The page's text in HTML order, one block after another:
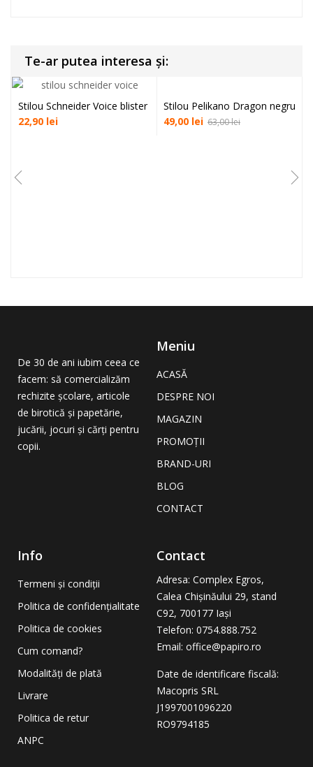
Te-ar putea interesa și:
Stilou Schneider Voice blister
22,90 lei
Stilou Pelikano Dragon negru
63,00lei
49,00 lei
De 30 de ani iubim ceea ce
facem: să comercializăm
rechizite școlare, articole
de birotică și papetărie,
jucării, jocuri și cărți pentru
copii.
Meniu
ACASĂ
DESPRE NOI
MAGAZIN
PROMOȚII
BRAND-URI
BLOG
CONTACT
Info
Termeni și condiții
Politica de confidențialitate
Politica de cookies
Cum comand?
Modalități de plată
Livrare
Politica de retur
ANPC
Contact
Adresa: Complex Egros,
Calea Chișinăului 29, stand
C92, 700177 Iași
Telefon: 0754.888.752
Email: office@papiro.ro
Date de identificare fiscală:
Macopris SRL
J1997001096220
RO9794185